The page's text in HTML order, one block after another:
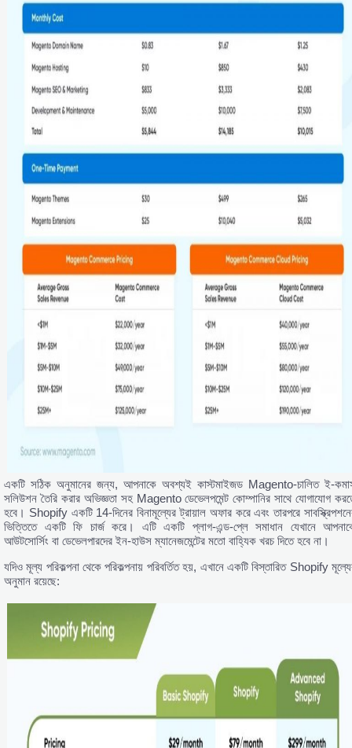
একটি সঠিক অনুমানের জন্য, আপনাকে অবশ্যই কাস্টমাইজড Magento-চালিত ই-
সলিউশন তৈরি করার অভিজ্ঞতা সহ Magento ডেভেলপমেন্ট কোম্পানির সাথে যোগাযোগ
হবে। Shopify একটি 14-দিনের বিনামূল্যের ট্রায়াল অফার করে এবং তারপরে
ভিত্তিতে একটি ফি চার্জ করে। এটি একটি প্লাগ-এন্ড-প্লে সমাধান যেখানে
আউটসোর্সিং বা ডেভেলপারদের ইন-হাউস ম্যানেজমেন্টের মতো বাহ্যিক খরচ দিতে হবে না।
যদিও মূল্য পরিকল্পনা থেকে পরিকল্পনায় পরিবর্তিত হয়, এখানে একটি বিস্তারিত Shopify
অনুমান রয়েছে: